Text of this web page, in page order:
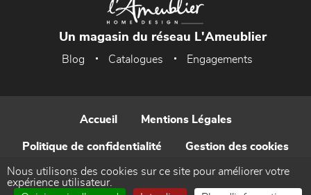
Un magasin du réseau L'Ameublier
Blog Catalogues Engagements
Accueil Mentions Légales
Politique de confidentialité Gestion des cookies
Contact
Nous utilisons des cookies sur ce site pour améliorer votre
expérience utilisateur.